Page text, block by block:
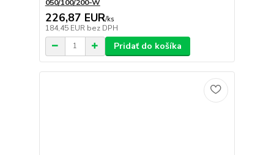
050/100/200-W
226,87 EUR/ks
184,45 EUR bez DPH
Pridať do košíka